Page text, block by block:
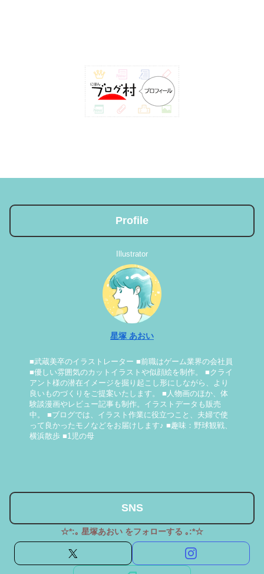
Profile
Illustrator
星塚 あおい
■武蔵美卒のイラストレーター ■前職はゲーム業界の会社員
■優しい雰囲気のカットイラストや似顔絵を制作。 ■クライ
アント様の潜在イメージを掘り起こし形にしながら、より
良いものづくりをご提案いたします。 ■人物画のほか、体
験談漫画やレビュー記事も制作。イラストデータも販売
中。 ■ブログでは、イラスト作業に役立つこと、夫婦で使
って良かったモノなどをお届けします♪ ■趣味：野球観戦、
横浜散歩 ■1児の母
SNS
☆*:｡ 星塚あおい をフォローする ｡:*☆